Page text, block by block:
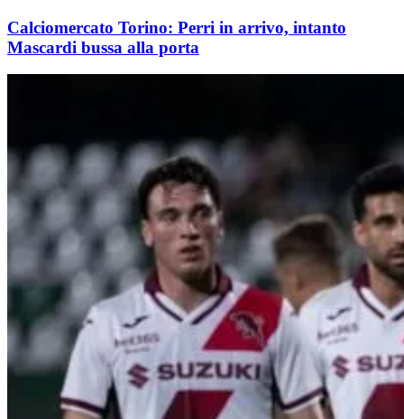
Calciomercato Torino: Perri in arrivo, intanto
Mascardi bussa alla porta